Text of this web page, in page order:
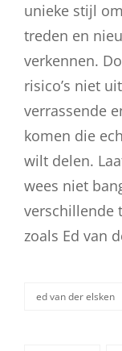
unieke stijl
treden en
verkennen.
risico’s niet
verrassende
komen die
wilt delen.
wees niet
verschillende
zoals Ed van
ed van der elsken